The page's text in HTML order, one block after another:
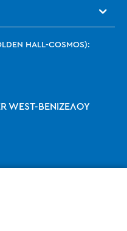
HALL-COSMOS):
WEST-ΒΕΝΙΖΕΛΟΥ